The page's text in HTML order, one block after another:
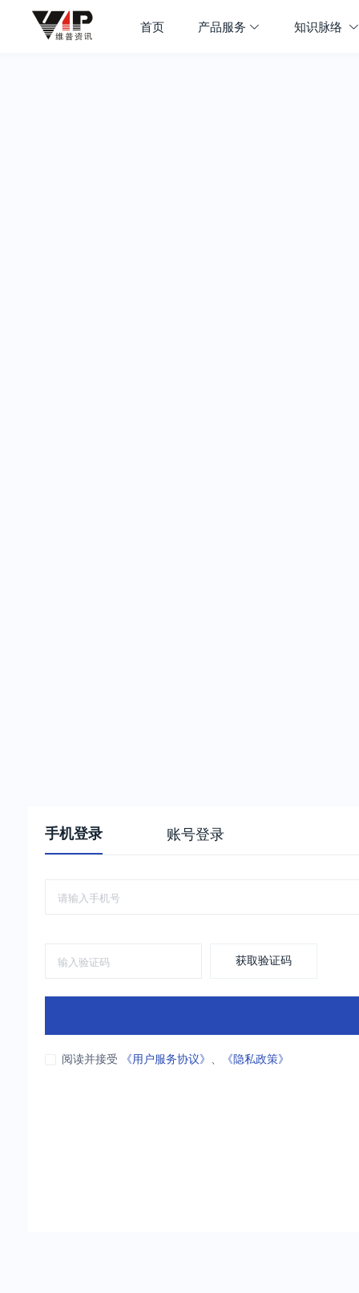
首页 产品服务 知识脉络
手机登录 账号登录
获取验证码
阅读并接受 《用户服务协议》 、 《隐私政策》